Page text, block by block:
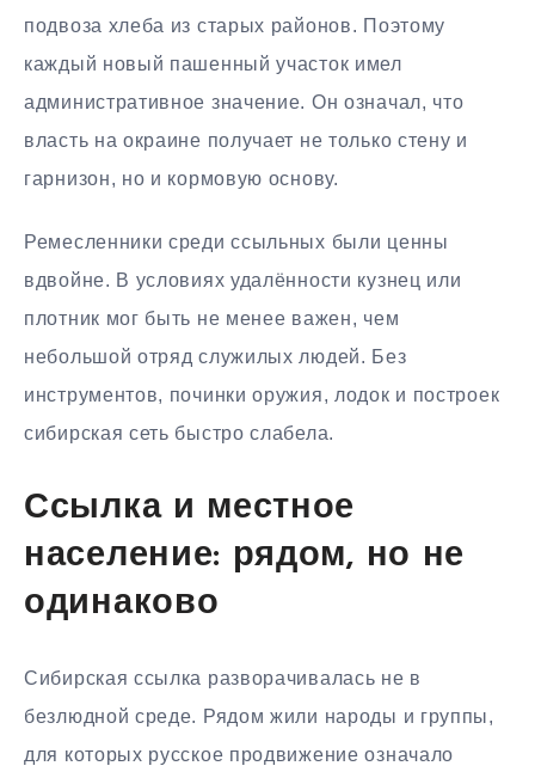
подвоза хлеба из старых районов. Поэтому
каждый новый пашенный участок имел
административное значение. Он означал, что
власть на окраине получает не только стену и
гарнизон, но и кормовую основу.
Ремесленники среди ссыльных были ценны
вдвойне. В условиях удалённости кузнец или
плотник мог быть не менее важен, чем
небольшой отряд служилых людей. Без
инструментов, починки оружия, лодок и построек
сибирская сеть быстро слабела.
Ссылка и местное
население: рядом, но не
одинаково
Сибирская ссылка разворачивалась не в
безлюдной среде. Рядом жили народы и группы,
для которых русское продвижение означало